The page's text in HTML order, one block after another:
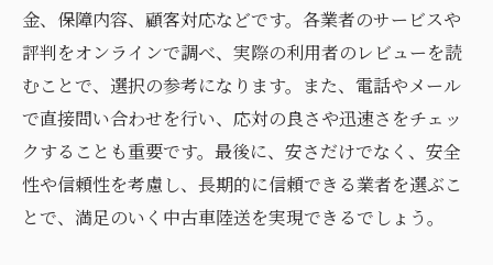
金、保障内容、顧客対応などです。各業者のサービスや
評判をオンラインで調べ、実際の利用者のレビューを読
むことで、選択の参考になります。また、電話やメール
で直接問い合わせを行い、応対の良さや迅速さをチェッ
クすることも重要です。最後に、安さだけでなく、安全
性や信頼性を考慮し、長期的に信頼できる業者を選ぶこ
とで、満足のいく中古車陸送を実現できるでしょう。